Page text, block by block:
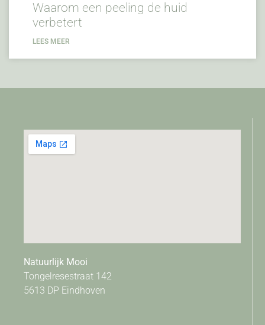
Waarom een peeling de huid
verbetert
LEES MEER
Natuurlijk Mooi
Tongelresestraat 142
5613 DP Eindhoven